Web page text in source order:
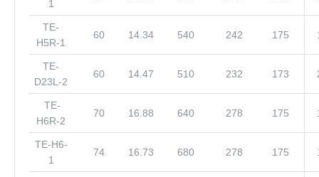
1
TE-
H5R-1
60 14.34 540 242 175
TE-
D23L-2
60 14.47 510 232 173
TE-
H6R-2
70 16.88 640 278 175
TE-H6-
1
74 16.73 680 278 175